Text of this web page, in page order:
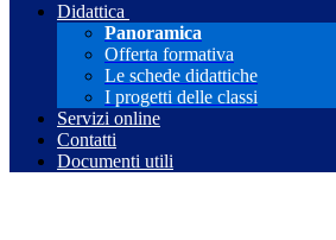
Didattica
Panoramica
Offerta formativa
Le schede didattiche
I progetti delle classi
Servizi online
Contatti
Documenti utili